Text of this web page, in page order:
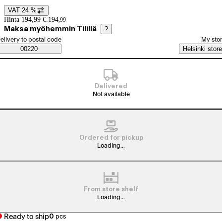
Price details
VAT 24 %
Hinta 194,99 €. 194,99
Maksa myöhemmin Tilillä ?
Saatavuustiedot
order method
to postal code
00220
My
Helsinki store
Delivered
Not available
Ordered for pickup
Loading...
From store shelf
Loading...
Ready to ship0 pcs